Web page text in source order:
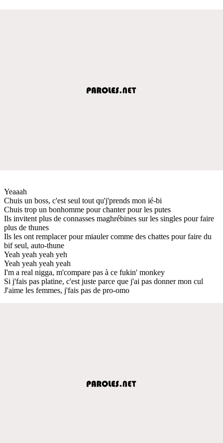
Yeaaah
Chuis un boss, c'est seul tout qu'j'prends mon ié-bi
Chuis trop un bonhomme pour chanter pour les putes
Ils invitent plus de connasses maghrébines sur les singles pour faire
plus de thunes
Ils les ont remplacer pour miauler comme des chattes pour faire du
bif seul, auto-thune
Yeah yeah yeah yeh
Yeah yeah yeah yeah
I'm a real nigga, m'compare pas à ce fukin' monkey
Si j'fais pas platine, c'est juste parce que j'ai pas donner mon cul
J'aime les femmes, j'fais pas de pro-omo